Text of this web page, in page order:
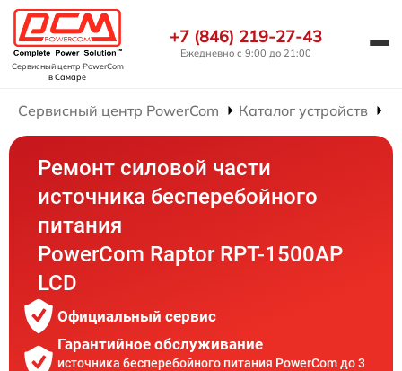
Сервисный центр PowerCom
в Самаре
+7 (846) 219-27-43
Ежедневно с 9:00 до 21:00
Сервисный центр PowerCom Каталог устройств
Ремонт силовой части
источника бесперебойного
питания
PowerCom Raptor RPT-1500AP
LCD
Официальный сервис
Гарантийное обслуживание
источника бесперебойного питания PowerCom до 3